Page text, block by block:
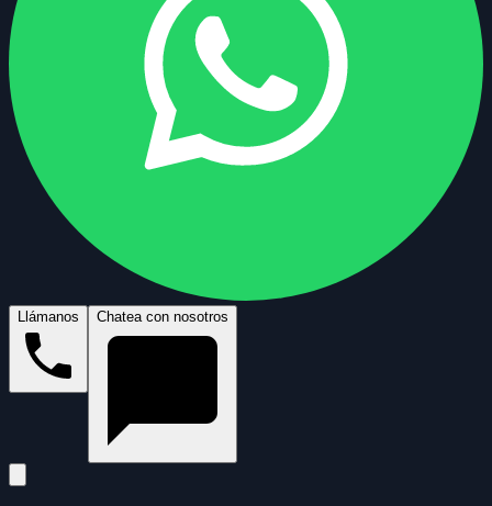
Llámanos Chatea con nosotros